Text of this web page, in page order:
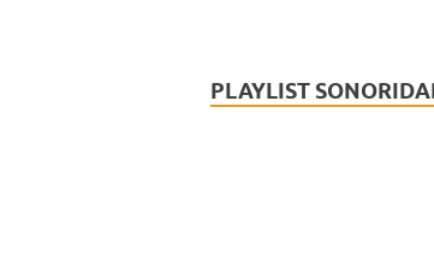
PLAYLIST